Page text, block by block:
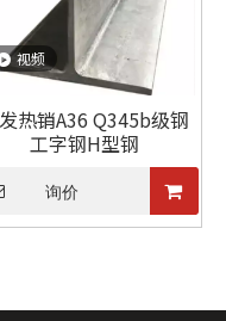
视频
热销A36 Q345b级钢
工字钢H型钢
询价